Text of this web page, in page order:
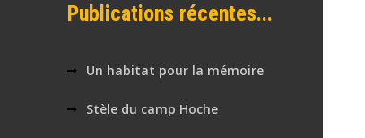
Publications récentes...
Un habitat pour la mémoire
Stèle du camp Hoche